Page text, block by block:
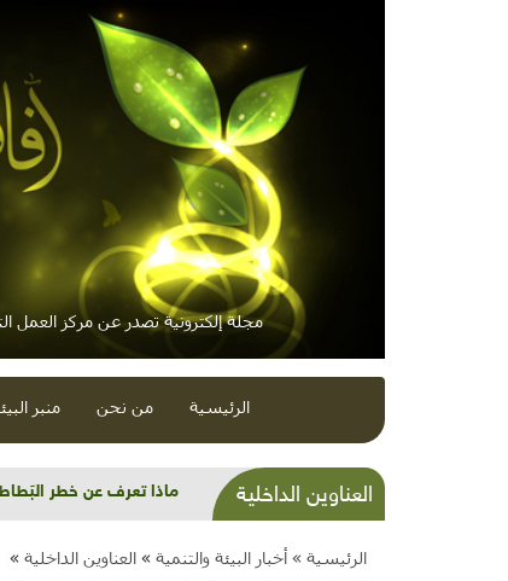
مجلة إلكترونية تصدر عن مركز العمل
الرئيسية من نحن منبر
العناوين الداخلية ماذا تعرف عن خطر
الرئيسية » أخبار البيئة والتنمية » العناوين الداخلية »